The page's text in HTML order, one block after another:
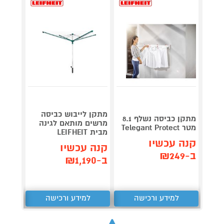
מתקן כביסה נשלף 8.1
מטר Telegant Protect
קנה עכשיו
ב-₪249
למידע ורכישה
מתקן לייבוש כביסה
מרשים מותאם לגינה
מבית LEIFHEIT
קנה עכשיו
ב-₪1,190
למידע ורכישה